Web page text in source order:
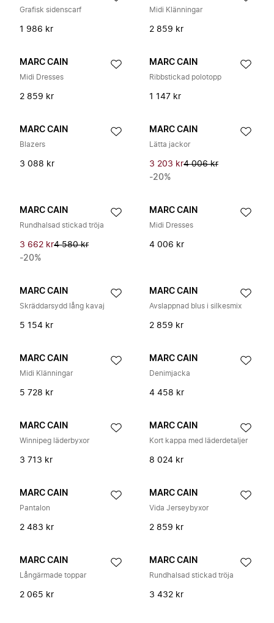
Grafisk sidenscarf
1 986 kr
Midi Klänningar
2 859 kr
MARC CAIN
Midi Dresses
2 859 kr
MARC CAIN
Ribbstickad polotopp
1 147 kr
MARC CAIN
Blazers
3 088 kr
MARC CAIN
Lätta jackor
3 203 kr4 006 kr
-20%
MARC CAIN
Rundhalsad stickad tröja
3 662 kr4 580 kr
-20%
MARC CAIN
Midi Dresses
4 006 kr
MARC CAIN
Skräddarsydd lång kavaj
5 154 kr
MARC CAIN
Avslappnad blus i silkesmix
2 859 kr
MARC CAIN
Midi Klänningar
5 728 kr
MARC CAIN
Denimjacka
4 458 kr
MARC CAIN
Winnipeg läderbyxor
3 713 kr
MARC CAIN
Kort kappa med läderdetaljer
8 024 kr
MARC CAIN
Pantalon
2 483 kr
MARC CAIN
Vida Jerseybyxor
2 859 kr
MARC CAIN
Långärmade toppar
2 065 kr
MARC CAIN
Rundhalsad stickad tröja
3 432 kr